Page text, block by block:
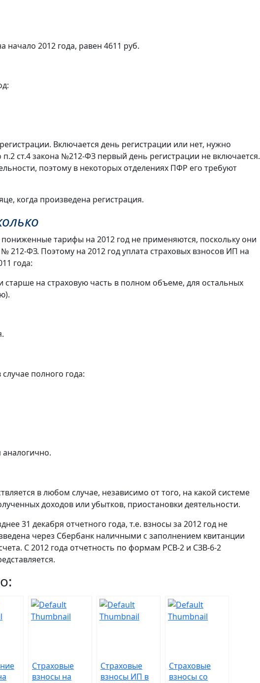
2012 года, равен 4611 руб.
Включается день регистрации или нет, нужно
ст.4 закона №212-ФЗ первый день регистрации не включается.
поэтому в некоторых отделениях ПФР его требуют
когда произведена регистрация.
тарифы на 2012 год не применяются, поскольку они
212-ФЗ. Поэтому на 2012 год уплата страховых взносов ИП на
года:
старше на страховую часть в полном объеме, для остальных
полного года:
в любом случае, независимо от того, на какой системе
доходов или убытков, приостановки деятельности.
31 декабря отчетного года, т.е. взносы за 2012 год не
через Сбербанк наличными с заполнением квитанции
С 2012 года отчетность по формам РСВ-2 и СЗВ-6-2
Страховые
взносы на
Страховые
взносы ИП в
Страховые
взносы со